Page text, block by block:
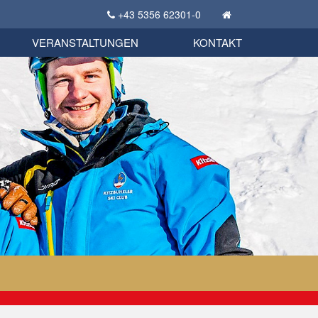
+43 5356 62301-0
KSC Sportgeschichte
Bekleidungsshop
VERANSTALTUNGEN KONTAKT